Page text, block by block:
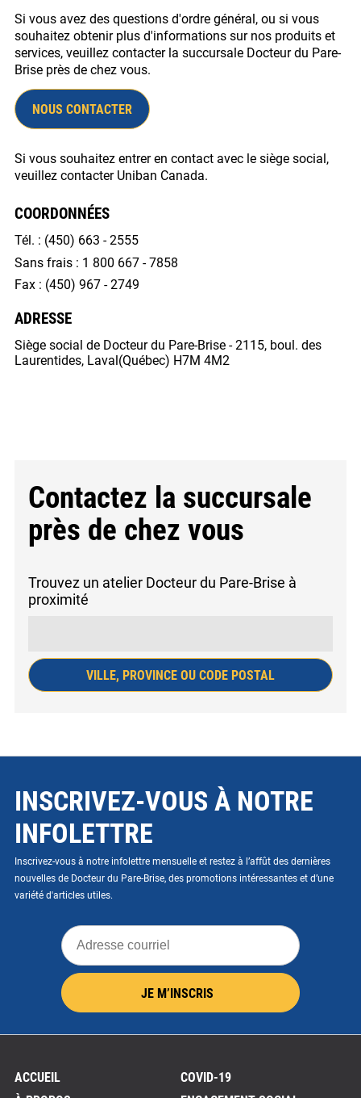
Si vous avez des questions d'ordre général, ou si vous
souhaitez obtenir plus d'informations sur nos produits et
services, veuillez contacter la succursale Docteur du Pare-
Brise près de chez vous.
NOUS CONTACTER
Si vous souhaitez entrer en contact avec le siège social,
veuillez contacter Uniban Canada.
COORDONNÉES
Tél. : (450) 663 - 2555
Sans frais : 1 800 667 - 7858
Fax : (450) 967 - 2749
ADRESSE
Siège social de Docteur du Pare-Brise - 2115, boul. des
Laurentides, Laval(Québec) H7M 4M2
Contactez la succursale
près de chez vous
Trouvez un atelier Docteur du Pare-Brise à
proximité
VILLE, PROVINCE OU CODE POSTAL
INSCRIVEZ-VOUS À NOTRE
INFOLETTRE
Inscrivez-vous à notre infolettre mensuelle et restez à l’affût des dernières
nouvelles de Docteur du Pare-Brise, des promotions intéressantes et d’une
variété d'articles utiles.
Adresse
courriel
JE M’INSCRIS
ACCUEIL
COVID-19